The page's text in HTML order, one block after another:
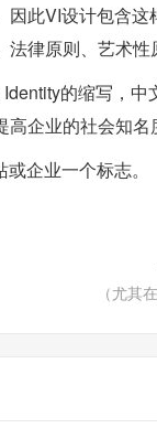
因此VI设计包含
律原则、艺术性
的缩写，中
企业的社会知名
企业一个标志。
（尤其